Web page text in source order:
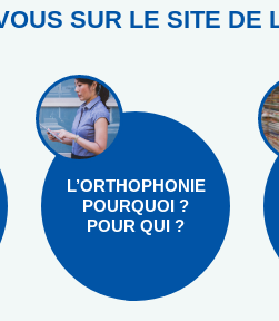
SUR LE SITE DE
L’ORTHOPHONIE
POURQUOI ?
POUR QUI ?